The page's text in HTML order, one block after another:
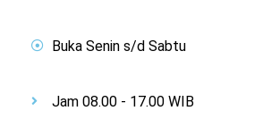
Buka Senin s/d Sabtu
Jam 08.00 - 17.00 WIB